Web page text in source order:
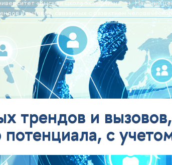
«Высшая школа экономики»
Научный
и вызовов, связанных с развитием
трендов и
потенциала, с